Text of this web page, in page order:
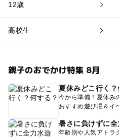
12歳
高校生
親子のおでかけ特集 8月
夏休みどこ行く？
今から準備！夏休み
おすすめ遊び場＆イ
暑さに負けずに全
年齢別や人気アトラ